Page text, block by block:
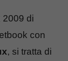
2009 di
con
, si tratta di